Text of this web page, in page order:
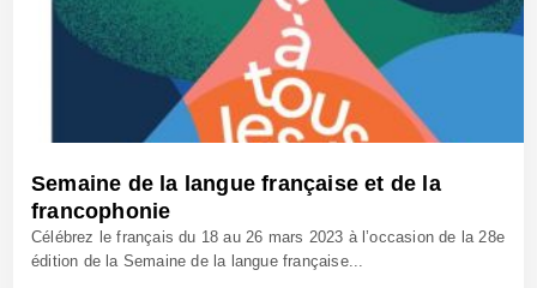
Semaine de la langue française et de la
francophonie
Célébrez le français du 18 au 26 mars 2023 à l’occasion de la 28e
édition de la Semaine de la langue française...